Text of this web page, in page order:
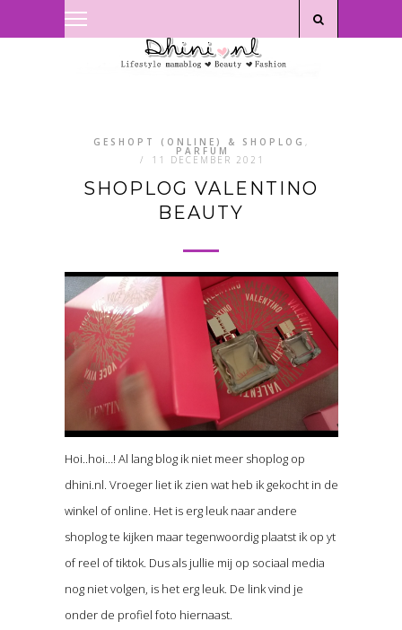
GESHOPT (ONLINE) & SHOPLOG ,
PARFUM
/ 11 DECEMBER 2021
SHOPLOG VALENTINO
BEAUTY
Hoi..hoi…! Al lang blog ik niet meer shoplog op
dhini.nl. Vroeger liet ik zien wat heb ik gekocht in de
winkel of online. Het is erg leuk naar andere
shoplog te kijken maar tegenwoordig plaatst ik op yt
of reel of tiktok. Dus als jullie mij op sociaal media
nog niet volgen, is het erg leuk. De link vind je
onder de profiel foto hiernaast.